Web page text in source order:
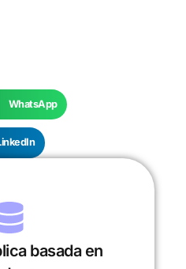
WhatsApp
basada en